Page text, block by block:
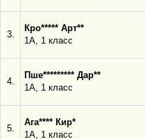
3.
Кро***** Арт**
1А, 1 класс
4.
Пше********* Дар**
1А, 1 класс
5.
Ага**** Кир*
1А, 1 класс